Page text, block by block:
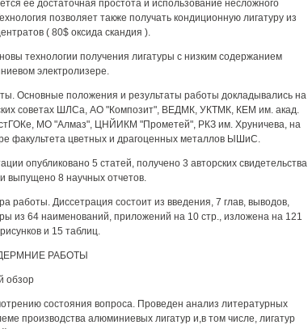
ее достаточная простота и использование несложного
позволяет также получать кондиционную лигатуру из
( 80$ оксида скандия ).
технологии получения лигатуры с низким содержанием
электролизере.
Основные положения и результаты работы докладывались на
советах ШЛСа, АО "Композит", ВЕДМК, УКТМК, КЕМ им. акад.
МО "Алмаз", ЦНЙИКМ "Прометей", РКЗ им. Хруничева, на
факультета цветных и драгоценных металлов ЫШиС.
опубликовано 5 статей, получено 3 авторских свидетельства
выпущено 8 научных отчетов.
работы. Диссетрация состоит из введения, 7 глав, выводов,
из 64 наименований, приложений на 10 стр., изложена на 121
и 15 таблиц.
РАБОТЫ
обзор
состояния вопроса. Проведен анализ литературных
производства алюминиевых лигатур и,в том числе, лигатур